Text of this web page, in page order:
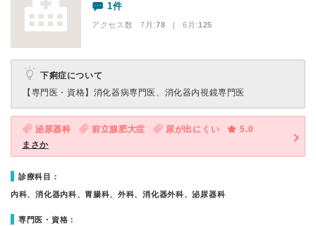
1件
アクセス数 7月:78 | 6月:125
下痢症について
【専門医・資格】 消化器病専門医、消化器内視鏡専門医
泌尿器科 前立腺肥大症 尿が出にくい
5.0
まさか
診療科目：
内科、消化器内科、胃腸科、外科、消化器外科、泌尿器科
専門医・資格：